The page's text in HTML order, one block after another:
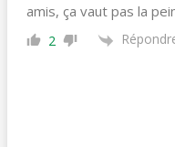
amis, ça vaut pas la
2